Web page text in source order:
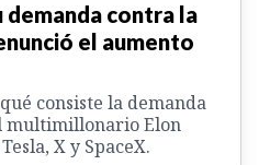
demanda contra la
el aumento
consiste la demanda
multimillonario Elon
X y SpaceX.